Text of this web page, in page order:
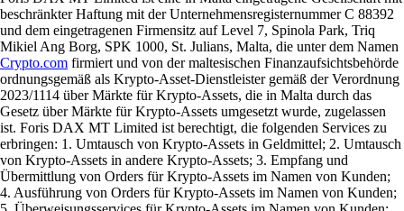
beschränkter Haftung mit der Unternehmensregisternummer C 88392
und dem eingetragenen Firmensitz auf Level 7, Spinola Park, Triq
Mikiel Ang Borg, SPK 1000, St. Julians, Malta, die unter dem Namen
Crypto.com firmiert und von der maltesischen Finanzaufsichtsbehörde
ordnungsgemäß als Krypto-Asset-Dienstleister gemäß der Verordnung
2023/1114 über Märkte für Krypto-Assets, die in Malta durch das
Gesetz über Märkte für Krypto-Assets umgesetzt wurde, zugelassen
ist. Foris DAX MT Limited ist berechtigt, die folgenden Services zu
erbringen: 1. Umtausch von Krypto-Assets in Geldmittel; 2. Umtausch
von Krypto-Assets in andere Krypto-Assets; 3. Empfang und
Übermittlung von Orders für Krypto-Assets im Namen von Kunden;
4. Ausführung von Orders für Krypto-Assets im Namen von Kunden;